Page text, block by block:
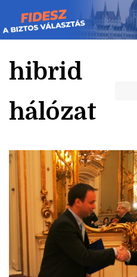
Skip
to
content
hibrid
hálózat